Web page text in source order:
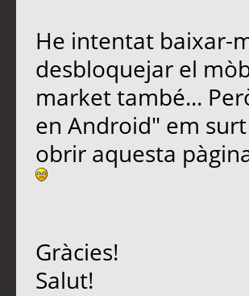
He intentat baixar-
desbloquejar el
market també...
en Android" em
obrir aquesta
Gràcies!
Salut!